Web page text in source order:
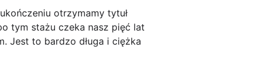
otrzymamy tytuł
tym stażu czeka nasz pięć lat
Jest to bardzo długa i ciężka